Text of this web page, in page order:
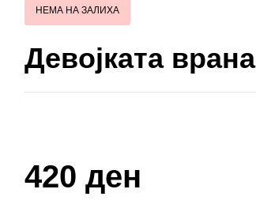
НЕМА НА ЗАЛИХА
Девојката врана
420 ден